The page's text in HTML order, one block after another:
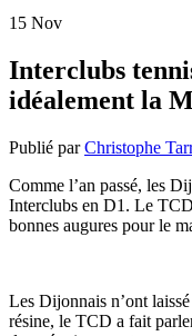
15 Nov
Interclubs
idéalement la
Publié parChristophe
Comme l’an passé, les
Interclubs en D1. Le
bonnes augures pour le
Les Dijonnais n’ont
résine, le TCD a fait